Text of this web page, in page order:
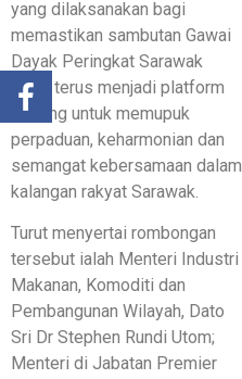
yang dilaksanakan bagi
memastikan sambutan Gawai
Dayak Peringkat Sarawak
2026 terus menjadi platform
penting untuk memupuk
perpaduan, keharmonian dan
semangat kebersamaan dalam
kalangan rakyat Sarawak.
​Turut menyertai rombongan
tersebut ialah Menteri Industri
Makanan, Komoditi dan
Pembangunan Wilayah, Dato
Sri Dr Stephen Rundi Utom;
Menteri di Jabatan Premier